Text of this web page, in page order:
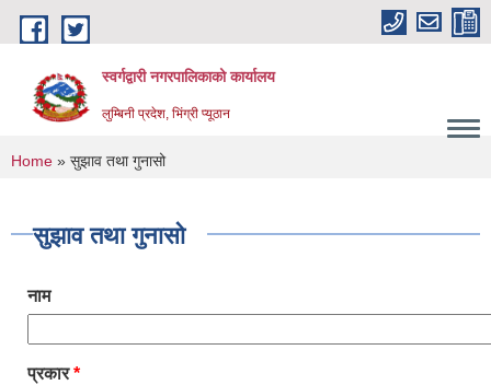
Skip to main content
स्वर्गद्वारी नगरपालिकाको कार्यालय
लुम्बिनी प्रदेश, भिंग्री प्यूठान
You are here
Home » सुझाव तथा गुनासो
सुझाव तथा गुनासो
नाम
प्रकार*